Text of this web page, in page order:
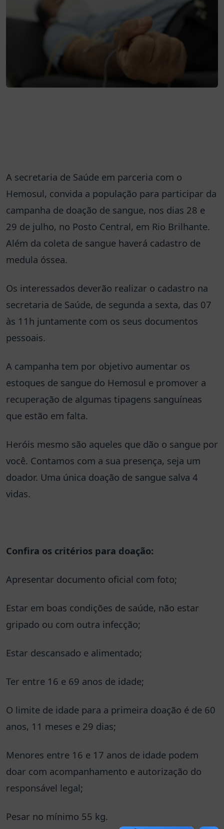
A secretaria de Saúde em parceria com o
Hemosul, convida a população para participar da
campanha de doação de sangue, nos dias 28 e
29 de julho, no Posto Central, em Rio Brilhante.
Além da coleta de sangue haverá cadastro de
medula óssea.
Os interessados deverão realizar o cadastro na
secretaria de Saúde, de segunda a sexta, das 07
às 11h juntamente com os seus documentos
pessoais.
A campanha tem por objetivo aumentar os
estoques de sangue do Hemosul e promover a
recuperação de algumas tipagens sanguíneas
que estão em falta.
Heróis mesmo são aqueles que dão o sangue por
você. Contamos com a sua presença, seja um
doador. Uma única doação de sangue salva 4
vidas.
Confira os critérios para doação:
Apresentar documento oficial com foto;
Estar em boas condições de saúde, não estar
gripado ou com outra infecção;
Estar descansado e alimentado;
Ter entre 16 e 69 anos de idade;
O limite de idade para a primeira doação é de 60
anos, 11 meses e 29 dias;
Menores entre 16 e 17 anos de idade podem
doar com acompanhamento e autorização do
responsável legal;
Pesar no mínimo 55 kg.